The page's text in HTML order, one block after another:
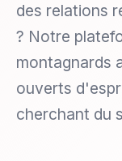
des relations
? Notre
montagnards
ouverts
cherchant du